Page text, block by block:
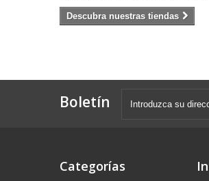
Descubra nuestras tiendas
Boletín
Categorías